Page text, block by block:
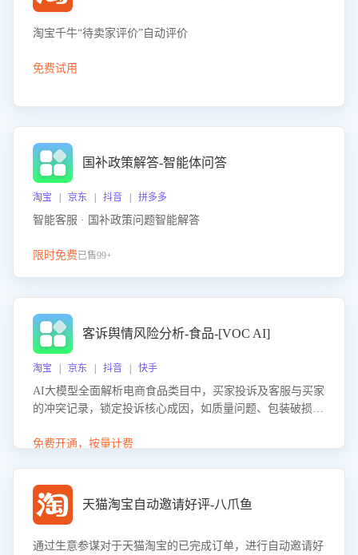
淘宝千牛“待卖家评价”自动评价
免费试用
国补政策解答-智能体问答
淘宝 | 京东 | 抖音 | 拼多多
智能客服 · 国补政策问题智能解答
限时免费已售99+
客诉舆情风险分析-食品-[VOC AI]
淘宝 | 京东 | 抖音 | 快手
AI大模型全面解析电商食品类目中，买家投诉及客服与买家
的冲突记录，锁定投诉核心成因，如质量问题、包装破损
置差评防控，提升客户满意度。
免费开通，按量计费
天猫淘宝自动邀请好评-八爪鱼
通过生意参谋对于天猫淘宝的已完成订单，进行自动邀请好